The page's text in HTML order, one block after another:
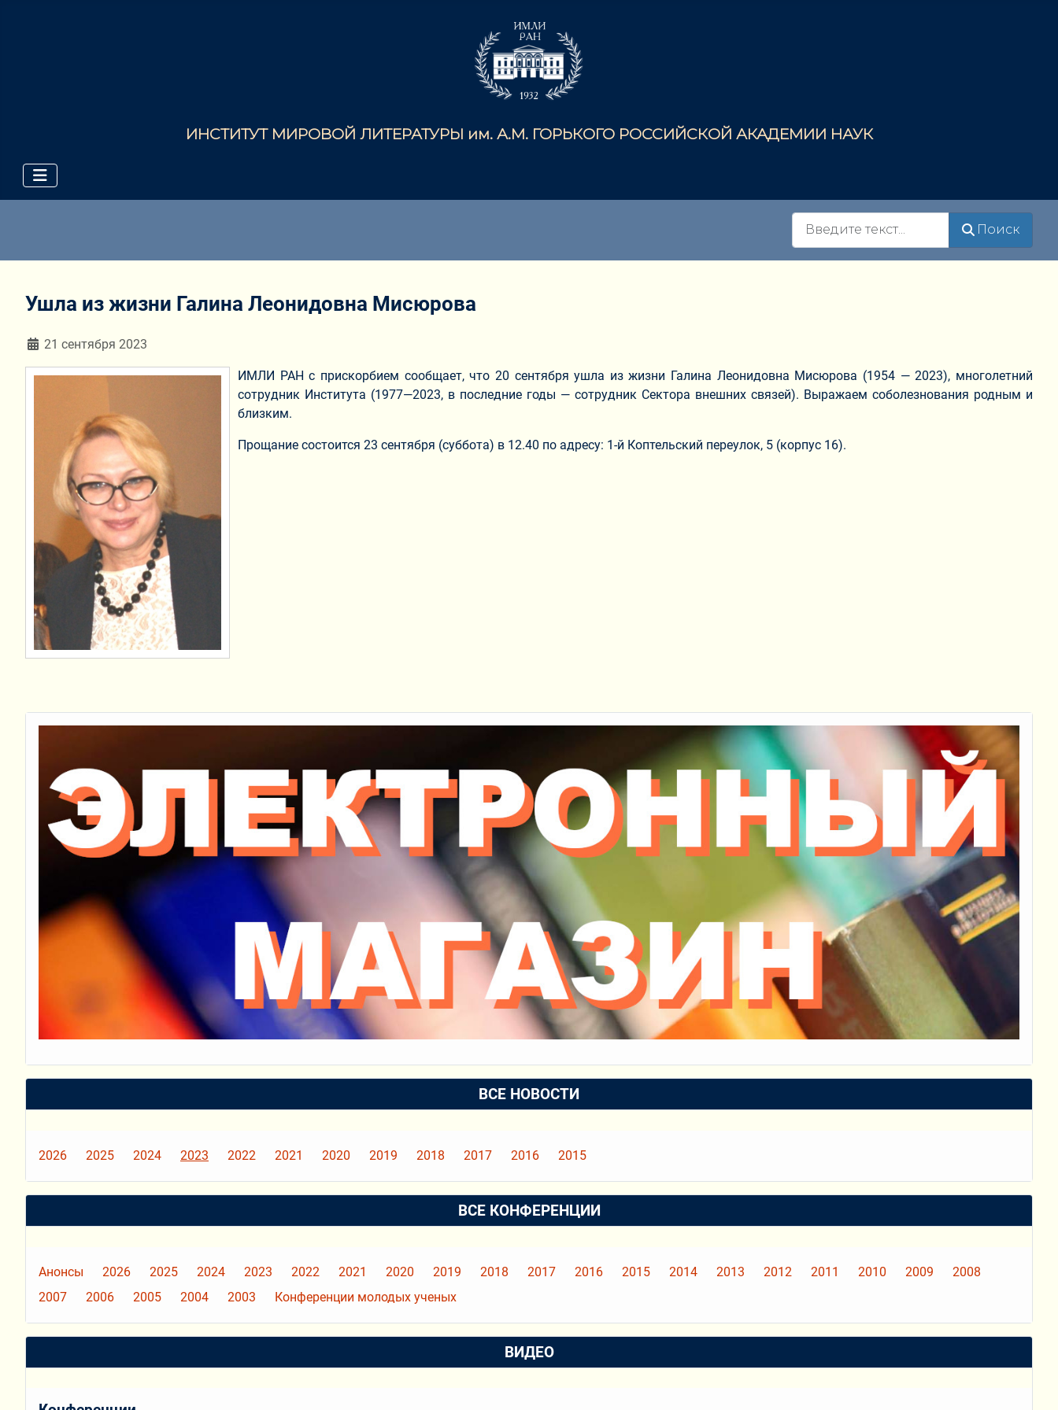
ИНСТИТУТ МИРОВОЙ ЛИТЕРАТУРЫ им. А.М. ГОРЬКОГО РОССИЙСКОЙ АКАДЕМИИ НАУК
Поиск
Ушла из жизни Галина Леонидовна Мисюрова
Информация о материале
21 сентября 2023
ИМЛИ РАН с прискорбием сообщает, что 20 сентября ушла из жизни Галина Леонидовна Мисюрова (1954 — 2023), многолетний
сотрудник Института (1977—2023, в последние годы — сотрудник Сектора внешних связей). Выражаем соболезнования родным и
близким.
Прощание состоится 23 сентября (суббота) в 12.40 по адресу: 1-й Коптельский переулок, 5 (корпус 16).
ВСЕ НОВОСТИ
2026 2025 2024 2023 2022 2021 2020 2019 2018 2017 2016 2015
ВСЕ КОНФЕРЕНЦИИ
Анонсы 2026 2025 2024 2023 2022 2021 2020 2019 2018 2017 2016 2015 2014 2013 2012 2011 2010 2009
2008
2007
2006 2005 2004 2003 Конференции молодых ученых
ВИДЕО